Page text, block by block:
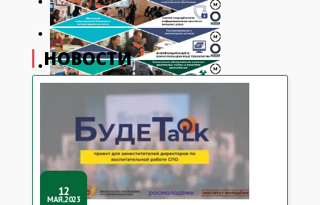
НОВОСТИ
12
МАЯ,2023